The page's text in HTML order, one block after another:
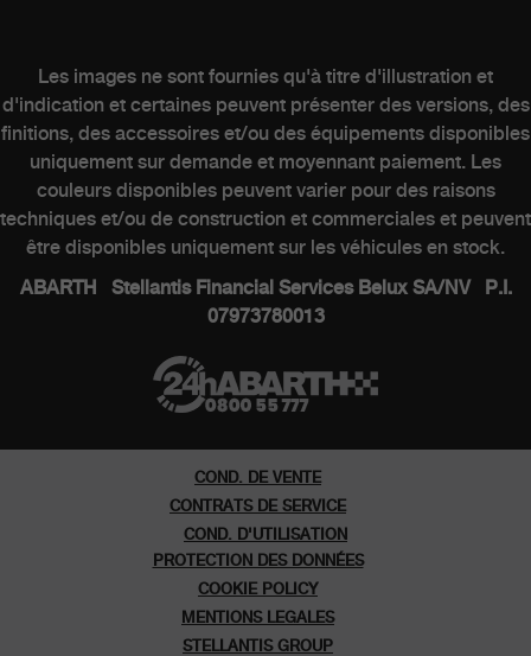
Contactez un point de vente
MONDE ABARTH
Heritage
Histoire
Series speciales
Les images ne sont fournies qu'à titre d'illustration et
d'indication et certaines peuvent présenter des versions, des
finitions, des accessoires et/ou des équipements disponibles
uniquement sur demande et moyennant paiement. Les
couleurs disponibles peuvent varier pour des raisons
techniques et/ou de construction et commerciales et peuvent
être disponibles uniquement sur les véhicules en stock.
ABARTH Stellantis Financial Services Belux SA/NV P.I.
07973780013
COND. DE VENTE
CONTRATS DE SERVICE
COND. D'UTILISATION
PROTECTION DES DONNÉES
COOKIE POLICY
MENTIONS LEGALES
STELLANTIS GROUP